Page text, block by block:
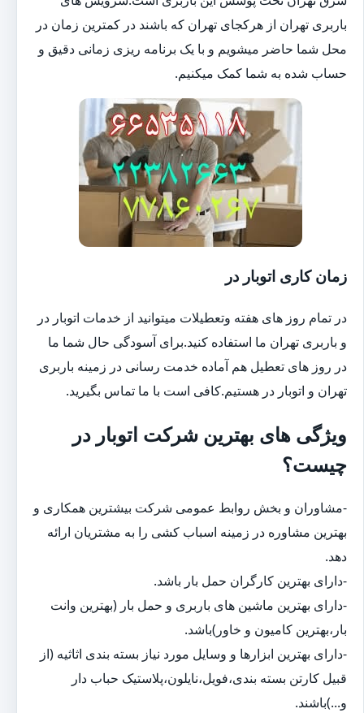
باربری تهران از هرکجای تهران که باشند در کمترین زمان در
محل شما حاضر میشویم و با یک برنامه ریزی زمانی دقیق و
حساب شده به شما کمک میکنیم.
زمان کاری اتوبار در
در تمام روز های هفته وتعطیلات میتوانید از خدمات اتوبار در
و باربری تهران ما استفاده کنید.برای آسودگی حال شما ما
در روز های تعطیل هم آماده خدمت رسانی در زمینه باربری
تهران و اتوبار در هستیم.کافی است با ما تماس بگیرید.
ویژگی های بهترین شرکت اتوبار در
چیست؟
-مشاوران و بخش روابط عمومی شرکت بیشترین همکاری و
بهترین مشاوره در زمینه اسباب کشی را به مشتریان ارائه
دهد.
-دارای بهترین کارگران حمل بار باشد.
-دارای بهترین ماشین های باربری و حمل بار (بهترین وانت
بار،بهترین کامیون و خاور)باشد.
-دارای بهترین ابزارها و وسایل مورد نیاز بسته بندی اثاثیه (از
قبیل کارتن بسته بندی،فویل،نایلون،پلاستیک حباب دار
و...)باشند.